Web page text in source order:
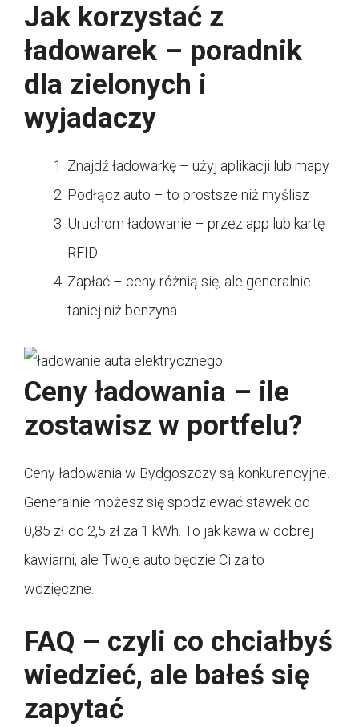
Jak korzystać z
ładowarek – poradnik
dla zielonych i
wyjadaczy
Znajdź ładowarkę – użyj aplikacji lub mapy
Podłącz auto – to prostsze niż myślisz
Uruchom ładowanie – przez app lub kartę
RFID
Zapłać – ceny różnią się, ale generalnie
taniej niż benzyna
Ceny ładowania – ile
zostawisz w portfelu?
Ceny ładowania w Bydgoszczy są konkurencyjne.
Generalnie możesz się spodziewać stawek od
0,85 zł do 2,5 zł za 1 kWh. To jak kawa w dobrej
kawiarni, ale Twoje auto będzie Ci za to
wdzięczne.
FAQ – czyli co chciałbyś
wiedzieć, ale bałeś się
zapytać